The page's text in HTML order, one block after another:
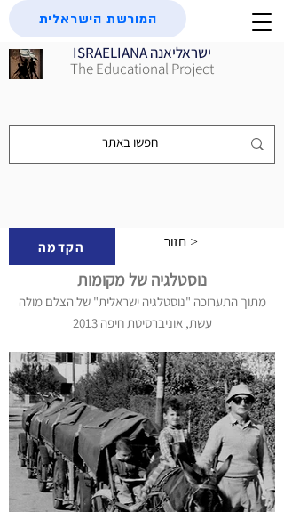
ISRAELIANA ישראליאנה
The Educational Project
המורשת הישראלית
הקדמה חזור >
נוסטלגיה של מקומות
מתוך התערוכה "נוסטלגיה ישראלית" של הצלם מולה
עשת, אוניברסיטת חיפה 2013